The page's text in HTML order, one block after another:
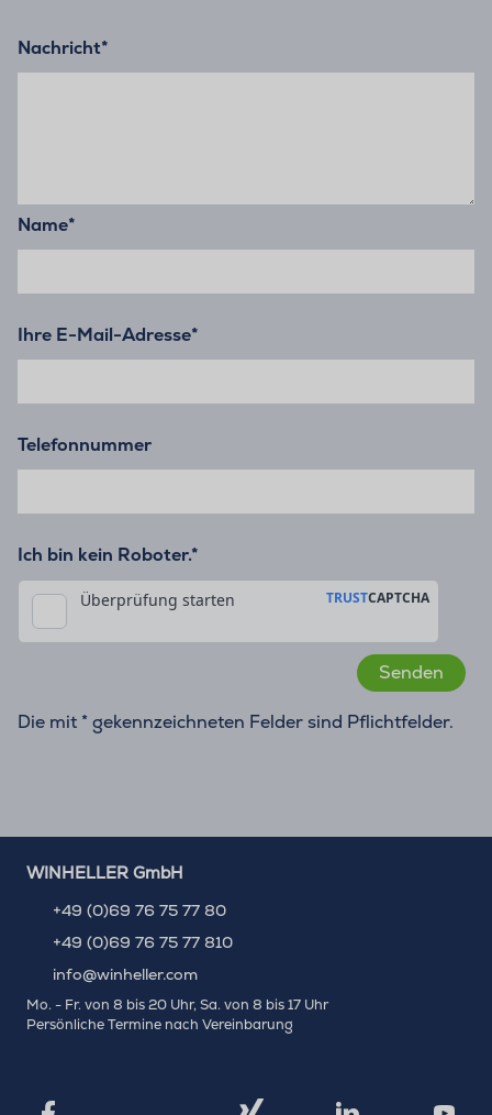
Nachricht*
Name*
Ihre E-Mail-Adresse*
Telefonnummer
Ich bin kein Roboter.*
Die mit * gekennzeichneten Felder sind Pflichtfelder.
WINHELLER GmbH
+49 (0)69 76 75 77 80
+49 (0)69 76 75 77 810
info@winheller.com
Mo. - Fr. von 8 bis 20 Uhr, Sa. von 8 bis 17 Uhr
Persönliche Termine nach Vereinbarung
Facebook Xing